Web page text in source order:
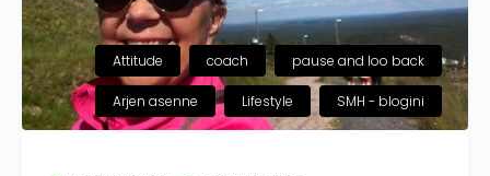
Attitude coach pause and loo back
Arjen asenne Lifestyle SMH - blogini